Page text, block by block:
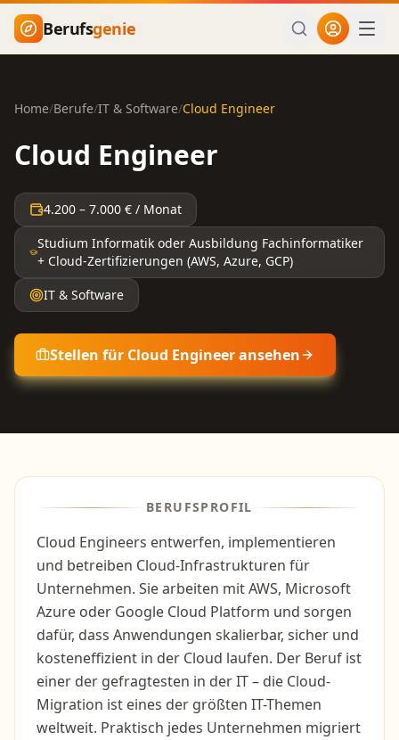
Zum Hauptinhalt springen
Berufsgenie
Home/Berufe/IT & Software/Cloud Engineer
Cloud Engineer
4.200 – 7.000 € / Monat
Studium Informatik oder Ausbildung Fachinformatiker
+ Cloud-Zertifizierungen (AWS, Azure, GCP)
IT & Software
Stellen für Cloud Engineeransehen
BERUFSPROFIL
Cloud Engineers entwerfen, implementieren
und betreiben Cloud-Infrastrukturen für
Unternehmen. Sie arbeiten mit AWS, Microsoft
Azure oder Google Cloud Platform und sorgen
dafür, dass Anwendungen skalierbar, sicher und
kosteneffizient in der Cloud laufen. Der Beruf ist
einer der gefragtesten in der IT – die Cloud-
Migration ist eines der größten IT-Themen
weltweit. Praktisch jedes Unternehmen migriert